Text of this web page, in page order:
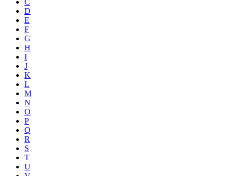
C
D
E
F
G
H
I
J
K
L
M
N
O
P
Q
R
S
T
U